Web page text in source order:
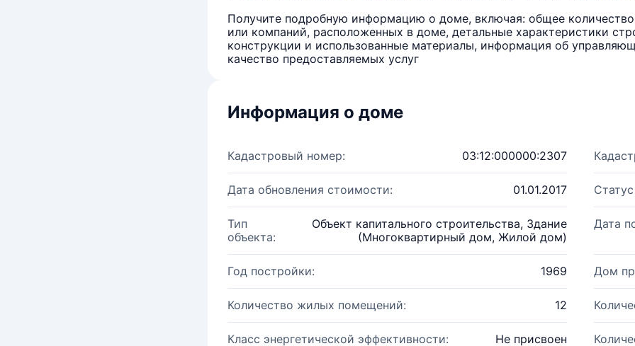
Получите подробную информацию о доме, включая: общее
или компаний, расположенных в доме, детальные характеристики
конструкции и использованные материалы, информация об
качество предоставляемых услуг
Информация о доме
Кадастровый номер: 03:12:000000:2307
Дата обновления стоимости: 01.01.2017
Тип
объекта:
Объект капитального строительства, Здание
(Многоквартирный дом, Жилой дом)
Дата
Год постройки: 1969 Дом
Количество жилых помещений: 12
Класс энергетической эффективности: Не присвоен